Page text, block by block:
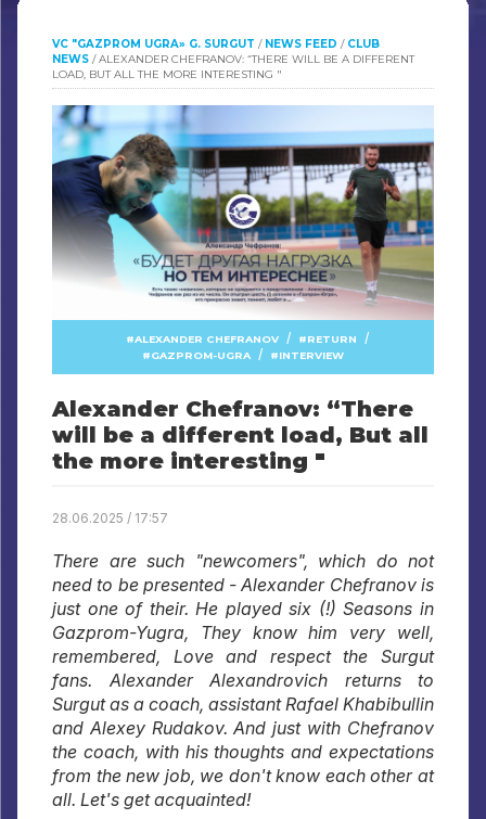
VC "GAZPROM UGRA» G. SURGUT / NEWS FEED / CLUB
NEWS /ALEXANDER CHEFRANOV: “THERE WILL BE A DIFFERENT
LOAD, BUT ALL THE MORE INTERESTING "
ALEXANDER CHEFRANOV / RETURN /
GAZPROM-UGRA / INTERVIEW
Alexander Chefranov: “There
will be a different load, But all
the more interesting "
28.06.2025 / 17:57
There are such "newcomers", which do not
need to be presented - Alexander Chefranov is
just one of their. He played six (!) Seasons in
Gazprom-Yugra, They know him very well,
remembered, Love and respect the Surgut
fans. Alexander Alexandrovich returns to
Surgut as a coach, assistant Rafael Khabibullin
and Alexey Rudakov. And just with Chefranov
the coach, with his thoughts and expectations
from the new job, we don't know each other at
all. Let's get acquainted!